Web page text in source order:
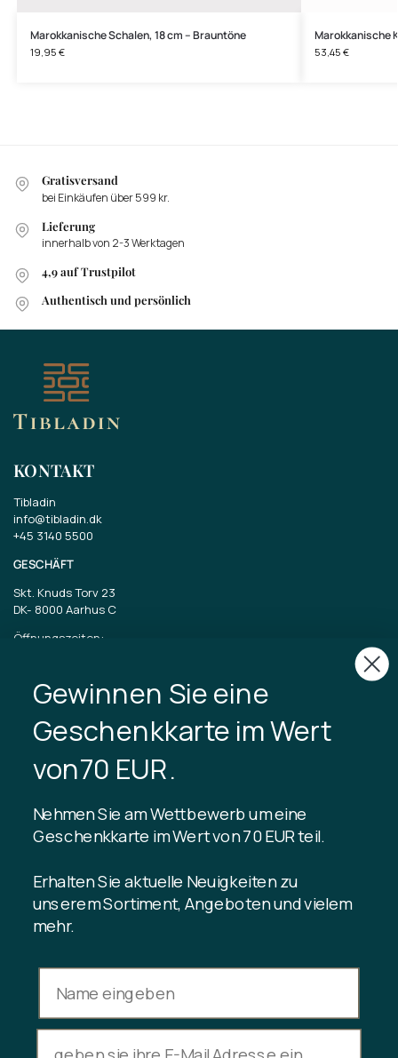
Marokkanische Schalen, 18 cm – Brauntöne
19,95 €
Marokkanische
53,45 €
Gratisversand
bei Einkäufen über 599 kr.
Lieferung
innerhalb von 2-3 Werktagen
4,9 auf Trustpilot
Authentisch und persönlich
KONTAKT
Tibladin
info@tibladin.dk
+45 3140 5500
GESCHÄFT
Skt. Knuds Torv 23
DK- 8000 Aarhus C
Öffnungszeiten:
CVR: 40875743
TIBLADIN
Über Tibladin
Nachhaltige Produktion
Kundenclub registrieren
Kontaktiere uns
INFORMATION
Datenschutzrichtlinie
Gewinnen Sie eine
Geschenkkarte im Wert
von70 EUR.
Nehmen Sie am Wettbewerb um eine
Geschenkkarte im Wert von 70 EUR teil.
Erhalten Sie aktuelle Neuigkeiten zu
unserem Sortiment, Angeboten und vielem
mehr.